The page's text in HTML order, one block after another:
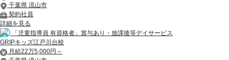
千葉県 流山市
契約社員
詳細を見る
「児童指導員 有資格者」賞与あり・放課後等デイサービス
GRIPキッズ江戸川台校
月給22万5,000円～